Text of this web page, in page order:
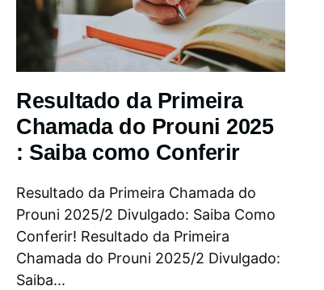
Resultado da Primeira
Chamada do Prouni 2025
: Saiba como Conferir
Resultado da Primeira Chamada do
Prouni 2025/2 Divulgado: Saiba Como
Conferir! Resultado da Primeira
Chamada do Prouni 2025/2 Divulgado:
Saiba...